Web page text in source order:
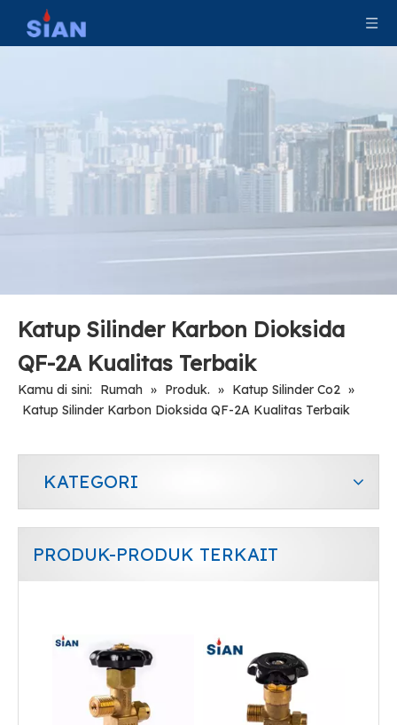
Katup Silinder Karbon Dioksida
QF-2A Kualitas Terbaik
Kamu di sini: Rumah » Produk. » Katup Silinder Co2 »
Katup Silinder Karbon Dioksida QF-2A Kualitas Terbaik
KATEGORI
PRODUK-PRODUK TERKAIT
Katup Gas Industri Kontrol Aliran Udara Co2 Katup Silinder Gas Co2 Tekanan Tinggi
Jenis Koneksi Aksial Katup Gas Industri Co2 Terkompresi